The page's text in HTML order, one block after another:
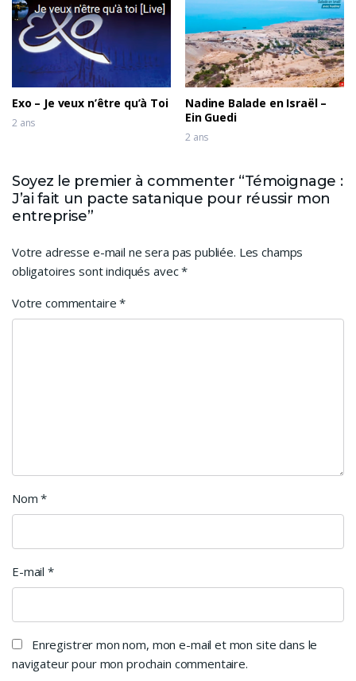
Exo – Je veux n’être qu’à Toi
2 ans
Nadine Balade en Israël –
Ein Guedi
2 ans
Soyez le premier à commenter “Témoignage :
J’ai fait un pacte satanique pour réussir mon
entreprise”
Votre adresse e-mail ne sera pas publiée. Les champs
obligatoires sont indiqués avec*
Votre commentaire*
Nom*
E-mail *
Enregistrer mon nom, mon e-mail et mon site dans le
navigateur pour mon prochain commentaire.